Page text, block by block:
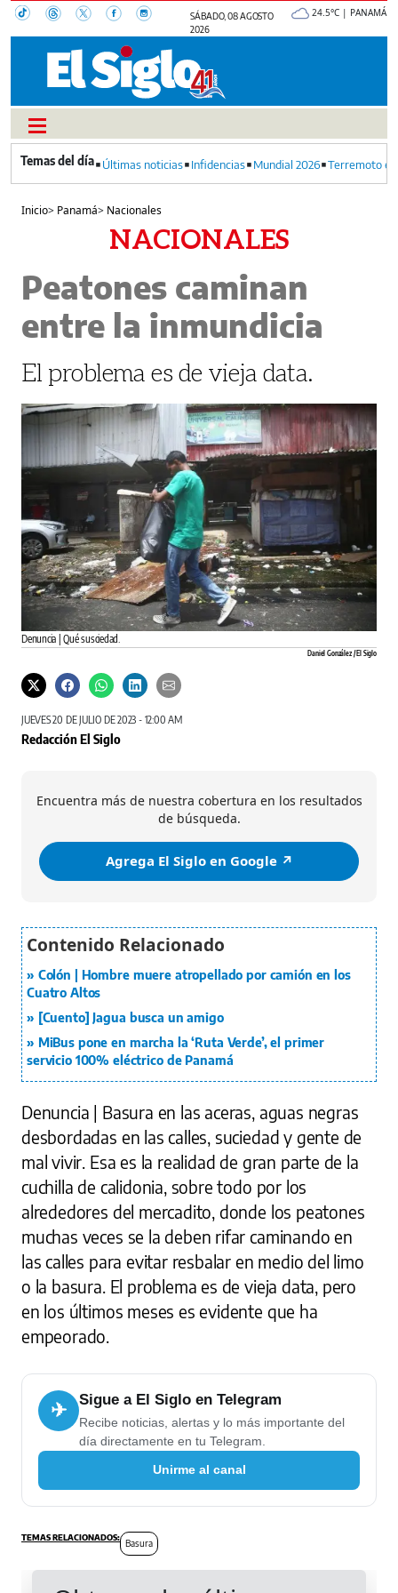
SÁBADO, 08 AGOSTO
2026
24.5°C | PANAMÁ
Últimas noticias Infidencias Mundial 2026 Terremoto
Inicio> Panamá> Nacionales
NACIONALES
Peatones caminan
entre la inmundicia
El problema es de vieja data.
Denuncia | Qué susciedad.
Daniel González / El Siglo
JUEVES 20 DE JULIO DE 2023 - 12:00 AM
Redacción El Siglo
Encuentra más de nuestra cobertura en los resultados
de búsqueda.
Agrega El Siglo en Google ↗️
Colón | Hombre muere atropellado por camión en los
Cuatro Altos
[Cuento] Jagua busca un amigo
MiBus pone en marcha la ‘Ruta Verde’, el primer
servicio 100% eléctrico de Panamá
Denuncia | Basura en las aceras, aguas negras
desbordadas en las calles, suciedad y gente de
mal vivir. Esa es la realidad de gran parte de la
cuchilla de calidonia, sobre todo por los
alrededores del mercadito, donde los peatones
muchas veces se la deben rifar caminando en
las calles para evitar resbalar en medio del limo
o la basura. El problema es de vieja data, pero
en los últimos meses es evidente que ha
empeorado.
✈ Sigue a El Siglo en Telegram
Recibe noticias, alertas y lo más importante del
día directamente en tu Telegram.
Unirme al canal
Basura